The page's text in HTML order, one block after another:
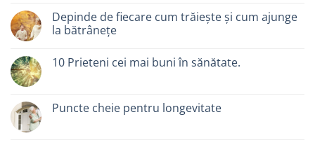
Depinde de fiecare cum trăiește și cum ajunge
la bătrânețe
10 Prieteni cei mai buni în sănătate.
Puncte cheie pentru longevitate